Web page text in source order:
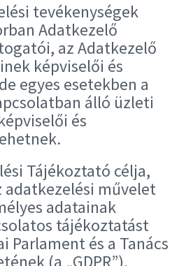
tevékenységek
Adatkezelő
az Adatkezelő
képviselői és
egyes esetekben a
álló üzleti
és
Tájékoztató célja,
adatkezelési művelet
adatainak
tájékoztatást
Parlament és a Tanács
(a „GDPR”),